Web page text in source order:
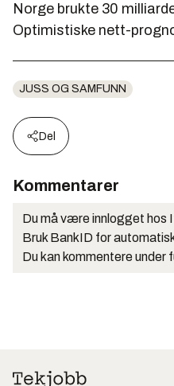
Norge brukte 30
Optimistiske nett-
JUSS OG SAMFUNN
Del
Kommentarer
Du må være innlogget hos
Bruk BankID for
Du kan kommentere under